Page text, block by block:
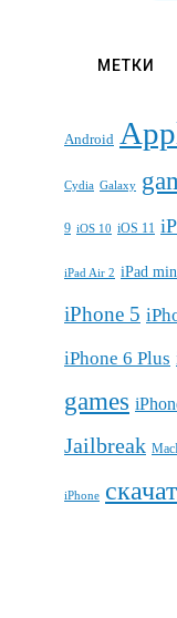
МЕТКИ
Android
Cydia Galaxy
9 iOS 10 iOS 11
iPad Air 2 iPad
iPhone 5
iPhone 6 Plus
games
Jailbreak
iPhone